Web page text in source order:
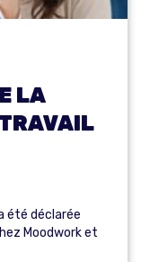
LA
été déclarée
Moodwork et